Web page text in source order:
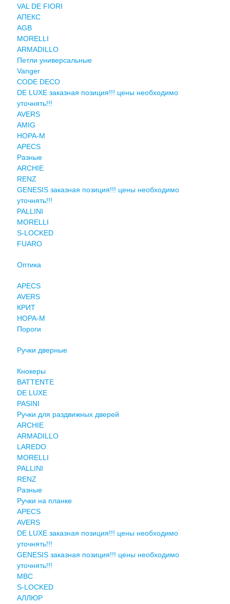
VAL DE FIORI
АПЕКС
AGB
MORELLI
ARMADILLO
Петли универсальные
Vanger
CODE DECO
DE LUXE заказная позиция!!! цены необходимо
уточнять!!!
AVERS
AMIG
НОРА-М
APECS
Разные
ARCHIE
RENZ
GENESIS заказная позиция!!! цены необходимо
уточнять!!!
PALLINI
MORELLI
S-LOCKED
FUARO
Оптика
APECS
AVERS
КРИТ
НОРА-М
Пороги
Ручки дверные
Кнокеры
BATTENTE
DE LUXE
PASINI
Ручки для раздвижных дверей
ARCHIE
ARMADILLO
LAREDO
MORELLI
PALLINI
RENZ
Разные
Ручки на планке
APECS
AVERS
DE LUXE заказная позиция!!! цены необходимо
уточнять!!!
GENESIS заказная позиция!!! цены необходимо
уточнять!!!
MBC
S-LOCKED
АЛЛЮР